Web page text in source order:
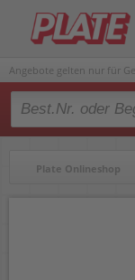
Angebote gelten nur für
Type 2 or more
Plate Onlineshop